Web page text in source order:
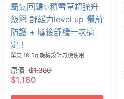
霸氣回歸✨積雪草超強升
級🆙 舒緩力level up 曬前
防護 + 曬後舒緩一次搞
定！
單支 18.5g 旋轉設計方便使用
原價 $1,380
$1,180